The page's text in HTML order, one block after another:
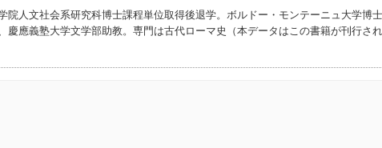
院人文社会系研究科博士課程単位取得後退学。ボルドー・モンテーニュ大学博
慶應義塾大学文学部助教。専門は古代ローマ史（本データはこの書籍が刊行さ